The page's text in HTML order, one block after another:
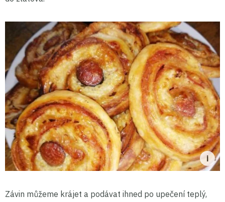
Závin můžeme krájet a podávat ihned po upečení teplý,